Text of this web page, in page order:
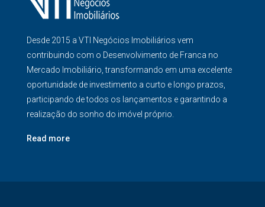
Desde 2015 a VTI Negócios Imobiliários vem
contribuindo com o Desenvolvimento de Franca no
Mercado Imobiliário, transformando em uma excelente
oportunidade de investimento a curto e longo prazos,
participando de todos os lançamentos e garantindo a
realização do sonho do imóvel próprio.
Read more